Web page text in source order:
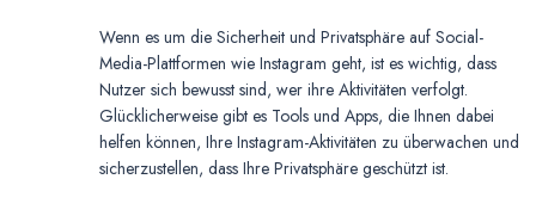
Wenn es um die Sicherheit und Privatsphäre auf Social-
Media-Plattformen wie Instagram geht, ist es wichtig, dass
Nutzer sich bewusst sind, wer ihre Aktivitäten verfolgt.
Glücklicherweise gibt es Tools und Apps, die Ihnen dabei
helfen können, Ihre Instagram-Aktivitäten zu überwachen und
sicherzustellen, dass Ihre Privatsphäre geschützt ist.